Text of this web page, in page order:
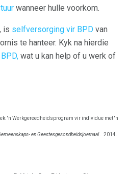
wanneer hulle voorkom.
is selfversorging vir BPD van
te hanteer. Kyk na hierdie
wat u kan help of u werk of
'n Werkgereedheidsprogram vir individue met 'n
en Geestesgesondheidsjoernaal. 2014.